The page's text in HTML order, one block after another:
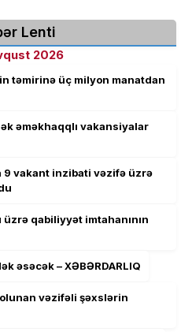
Lenti
2026
təmirinə üç milyon manatdan
əməkhaqqlı vakansiyalar
9 vakant inzibati vəzifə üzrə
qabiliyyət imtahanının
əsəcək – XƏBƏRDARLIQ
olunan vəzifəli şəxslərin